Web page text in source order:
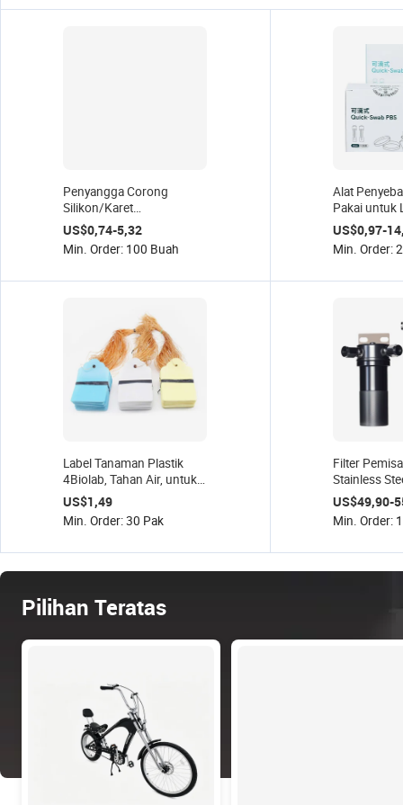
Penyangga Corong
Silikon/Karet
Laboratorium Bantalan
Filter Karet
US$0,74-5,32
Min. Order: 100 Buah
Alat
Pakai untuk
US$0,97-
Min. Order:
Label Tanaman Plastik
4Biolab, Tahan Air, untuk
Bunga dan Tanaman,
Label Gantung PVC
US$1,49
Min. Order: 30 Pak
Filter
Stainless
Filter Gas
Sistem
Buang
US$49,90-
Min. Order:
Pilihan Teratas